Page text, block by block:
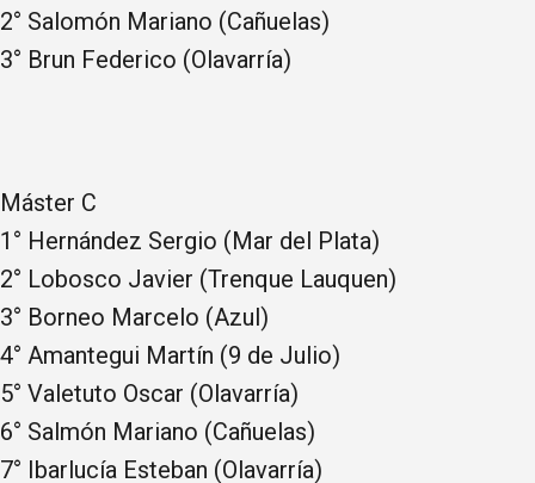
2° Salomón Mariano (Cañuelas)
3° Brun Federico (Olavarría)
Máster C
1° Hernández Sergio (Mar del Plata)
2° Lobosco Javier (Trenque Lauquen)
3° Borneo Marcelo (Azul)
4° Amantegui Martín (9 de Julio)
5° Valetuto Oscar (Olavarría)
6° Salmón Mariano (Cañuelas)
7° Ibarlucía Esteban (Olavarría)